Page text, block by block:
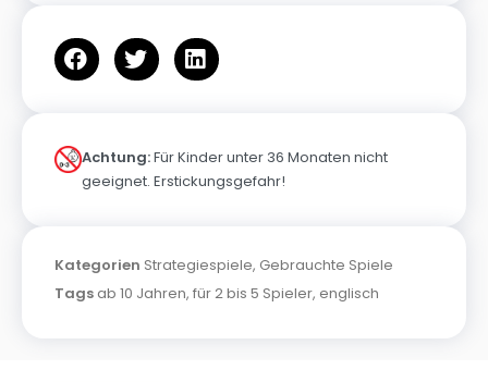
Achtung:Für Kinder unter 36 Monaten nicht
geeignet. Erstickungsgefahr!
Kategorien Strategiespiele, Gebrauchte Spiele
Tags ab 10 Jahren, für 2 bis 5 Spieler, englisch